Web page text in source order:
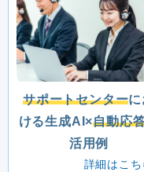
サポートセンターに
ける生成AI×自動応
活用例
詳細はこち